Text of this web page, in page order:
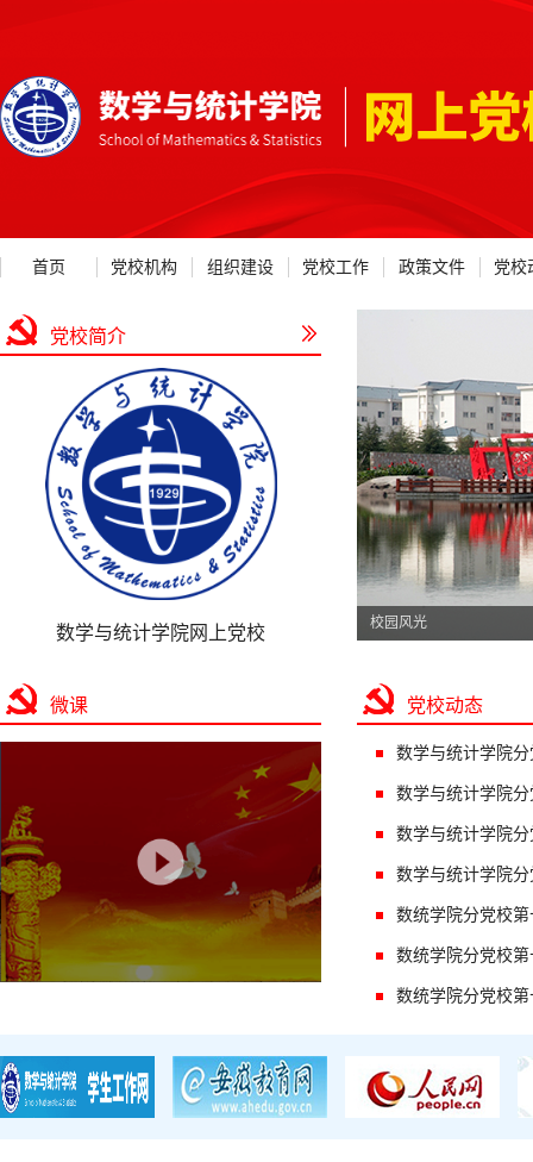
首页 党校机构 组织建设 党校工作 政策文件 党校
党校简介
数学与统计学院网上党校 校园风光
微课 党校动态